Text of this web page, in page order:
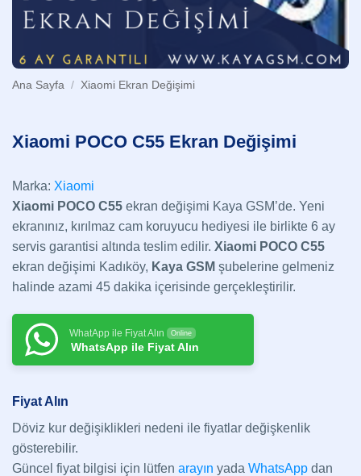
Ana Sayfa / Xiaomi Ekran Değişimi
Xiaomi POCO C55 Ekran Değişimi
Marka: Xiaomi
Xiaomi POCO C55 ekran değişimi Kaya GSM’de. Yeni
ekranınız, kırılmaz cam koruyucu hediyesi ile birlikte 6 ay
servis garantisi altında teslim edilir. Xiaomi POCO C55
ekran değişimi Kadıköy, Kaya GSM şubelerine gelmeniz
halinde azami 45 dakika içerisinde gerçekleştirilir.
WhatApp ile Fiyat Alın Online
WhatsApp ile Fiyat Alın
Fiyat Alın
Döviz kur değişiklikleri nedeni ile fiyatlar değişkenlik
gösterebilir.
Güncel fiyat bilgisi için lütfen arayın yada WhatsApp dan